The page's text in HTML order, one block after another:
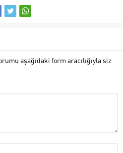
aşağıdaki form aracılığıyla siz